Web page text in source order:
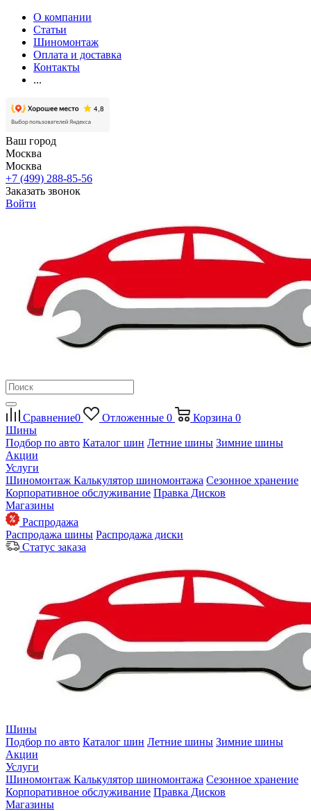
О компании
Статьи
Шиномонтаж
Оплата и доставка
Контакты
...
Ваш город
Москва
Москва
+7 (499) 288-85-56
Заказать звонок
Войти
Сравнение0 Отложенные 0 Корзина 0
Шины
Подбор по авто Каталог шин Летние шины Зимние шины
Акции
Услуги
Шиномонтаж Калькулятор шиномонтажа Сезонное хранение
Корпоративное обслуживание Правка Дисков
Магазины
Распродажа
Распродажа шины Распродажа диски
Статус заказа
Шины
Подбор по авто Каталог шин Летние шины Зимние шины
Акции
Услуги
Шиномонтаж Калькулятор шиномонтажа Сезонное хранение
Корпоративное обслуживание Правка Дисков
Магазины